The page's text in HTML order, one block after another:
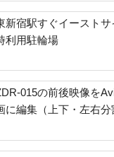
新宿駅すぐイースト
利用駐輪場
015の前後映像を
に編集（上下・左右分